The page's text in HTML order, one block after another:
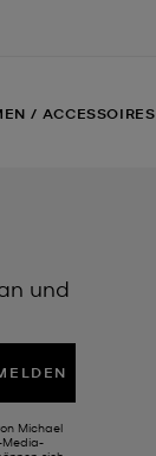
/ ACCESSOIRES
und
Michael
Media-